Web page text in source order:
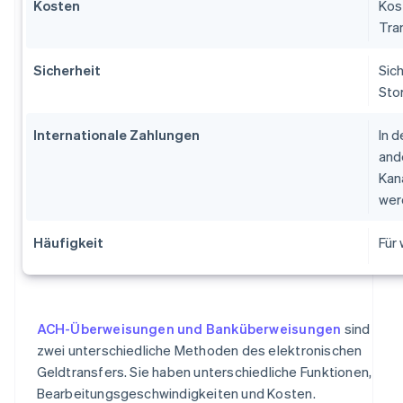
Kosten
Sicherheit
Internationale Zahlungen
In
Häufigkeit Für
ACH-Überweisungen und Banküberweisungen sind
zwei unterschiedliche Methoden des elektronischen
Geldtransfers. Sie haben unterschiedliche Funktionen,
Bearbeitungsgeschwindigkeiten und Kosten.